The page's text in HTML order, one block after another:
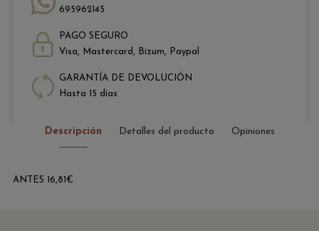
695962145
PAGO SEGURO
Visa, Mastercard, Bizum, Paypal
GARANTÍA DE DEVOLUCIÓN
Hasta 15 días
Descripción Detalles del producto Opiniones
ANTES 16,81€